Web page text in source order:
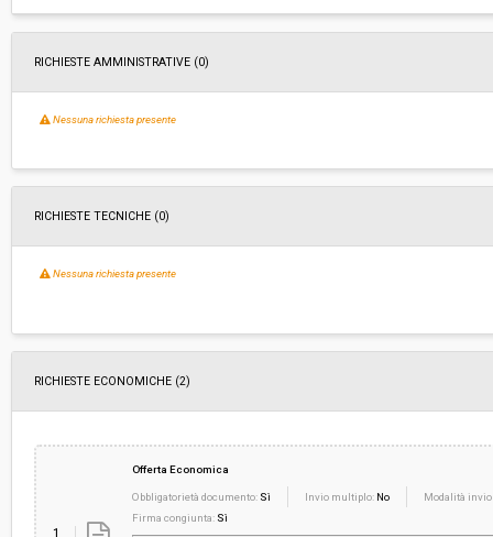
RICHIESTE AMMINISTRATIVE (0)
Nessuna richiesta presente
RICHIESTE TECNICHE (0)
Nessuna richiesta presente
RICHIESTE ECONOMICHE (2)
1
Offerta Economica
Obbligatorietà documento: Sì Invio multiplo: No
Modalità
Firma congiunta: Sì